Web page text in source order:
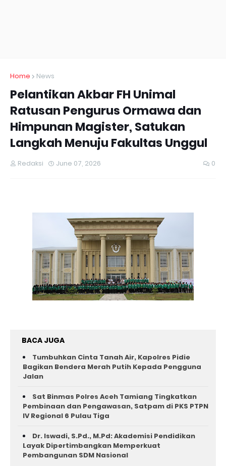
Home News
Pelantikan Akbar FH Unimal
Ratusan Pengurus Ormawa dan
Himpunan Magister, Satukan
Langkah Menuju Fakultas Unggul
Redaksi June 07, 2026 0
BACA JUGA
Tumbuhkan Cinta Tanah Air, Kapolres Pidie
Bagikan Bendera Merah Putih Kepada Pengguna
Jalan ‎
Sat Binmas Polres Aceh Tamiang Tingkatkan
Pembinaan dan Pengawasan, Satpam di PKS PTPN
IV Regional 6 Pulau Tiga
Dr. Iswadi, S.Pd., M.Pd: Akademisi Pendidikan
Layak Dipertimbangkan Memperkuat
Pembangunan SDM Nasional